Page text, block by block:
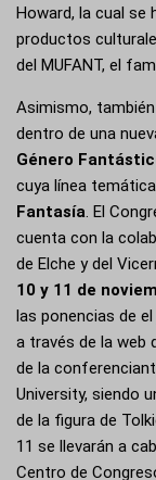
Howard, la cual se
productos
del MUFANT, el
Asimismo,
dentro de una
Género
cuya línea
Fantasía. El
cuenta con la
de Elche y del
10 y 11 de
las ponencias de
a través de la web
de la
University, siendo
de la figura de
11 se llevarán a
Centro de